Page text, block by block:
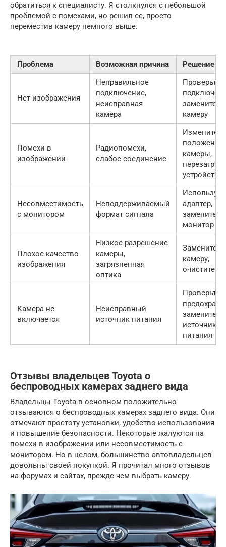
обратиться к специалисту. Я столкнулся с небольшой
проблемой с помехами, но решил ее, просто
переместив камеру немного выше.
Проблема Возможная причина Решение
Нет изображения
Неправильное
подключение,
неисправная
камера
Проверьте
замените
камеру
Помехи в
изображении
Радиопомехи,
слабое соединение
Измените
положение
камеры,
устройства
Несовместимость
с монитором
Неподдерживаемый
формат сигнала
адаптер,
замените
монитор
Плохое качество
изображения
Низкое разрешение
камеры,
загрязненная
оптика
Замените
камеру,
очистите
Камера не
включается
Неисправный
источник питания
Проверьте
замените
источник
питания
Отзывы владельцев Toyota о
беспроводных камерах заднего вида
Владельцы Toyota в основном положительно
отзываются о беспроводных камерах заднего вида. Они
отмечают простоту установки, удобство использования
и повышение безопасности. Некоторые жалуются на
помехи в изображении или несовместимость с
монитором. Но в целом, большинство автовладельцев
довольны своей покупкой. Я прочитал много отзывов
на форумах и сайтах, прежде чем выбрать камеру.